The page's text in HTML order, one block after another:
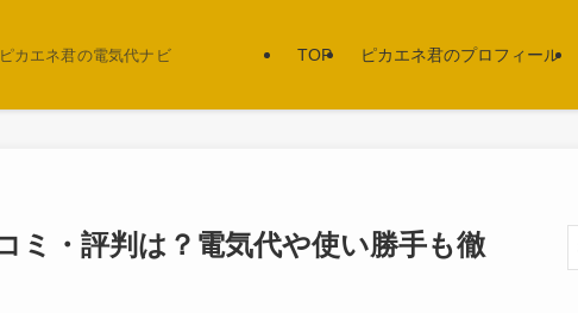
カエネ君の電気代ナビ TOP ピカエネ君のプロフィール
・評判は？電気代や使い勝手も徹